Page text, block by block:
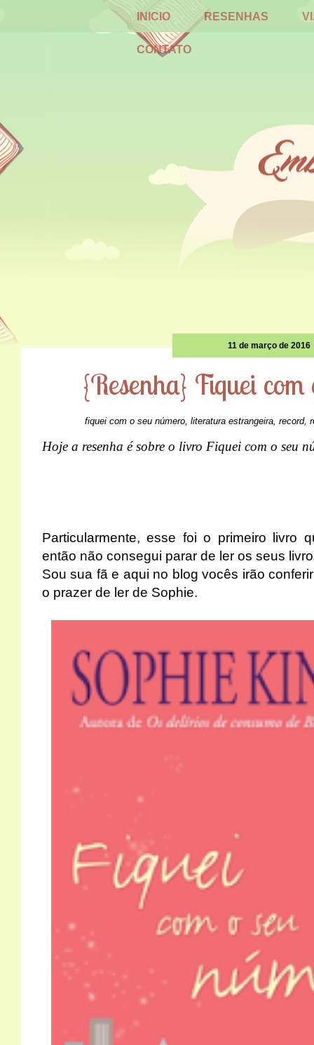
INICIO RESENHAS
CONTATO
11 de março de 2016
{Resenha} Fiquei
fiquei com o seu número, literatura estrangeira, record,
Hoje a resenha é sobre o livro Fiquei com o seu
Particularmente, esse foi o primeiro livro
então não consegui parar de ler os seus
Sou sua fã e aqui no blog vocês irão
o prazer de ler de Sophie.